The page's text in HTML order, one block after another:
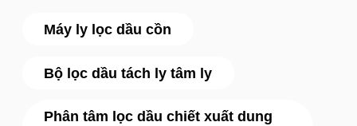
Máy ly lọc dầu cồn
Bộ lọc dầu tách ly tâm ly
Phân tâm lọc dầu chiết xuất dung